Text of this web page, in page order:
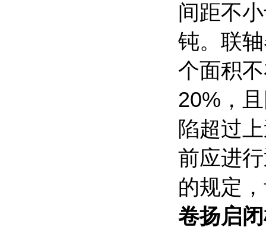
间距不
钝。联
个面积
20% ，
陷超过
前应进
的规定
卷扬启